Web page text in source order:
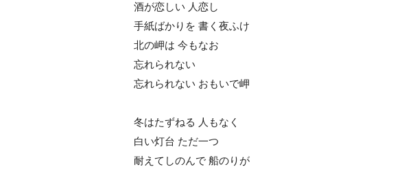
酒が恋しい 人恋し
手紙ばかりを 書く夜ふけ
北の岬は 今もなお
忘れられない
忘れられない おもいで岬
冬はたずねる 人もなく
白い灯台 ただ一つ
耐えてしのんで 船のりが